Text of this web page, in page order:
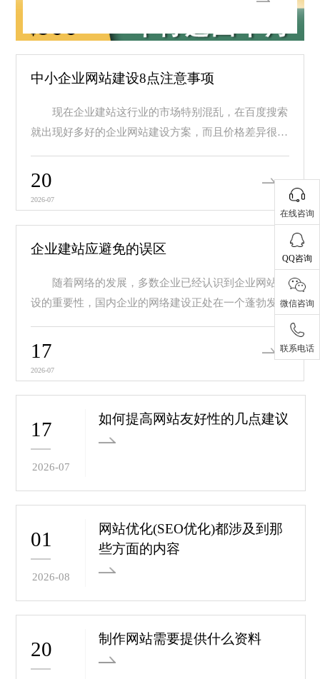
中小企业网站建设8点注意事项
现在企业建站这行业的市场特别混乱，在百度搜索
就出现好多好的企业网站建设方案，而且价格差异很
20
2026-07
企业建站应避免的误区
随着网络的发展，多数企业已经认识到企业网站建
设的重要性，国内企业的网络建设正处在一个蓬勃发展
17
2026-07
17
2026-07
如何提高网站友好性的几点建议
01
2026-08
网站优化(SEO优化)都涉及到那
些方面的内容
20 制作网站需要提供什么资料
在线咨询
QQ咨询
微信咨询
联系电话